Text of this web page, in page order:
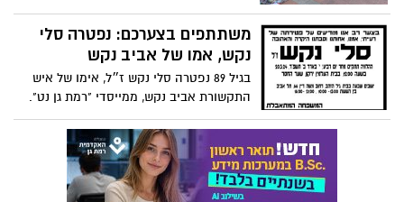
לפארק בציורים מיוחדים
משתתפים בצערכם: נפטרה סלי
נקש, אמו של אביב נקש
בגיל 89 נפטרה סלי נקש ז״ל, אימו של איש
התקשורת אביב נקש, ממייסדי "רמת גן נט".
מחבקים ואוהבים